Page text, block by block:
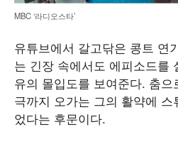
MBC ‘라디오스타’
유튜브에서 갈고닦은 콩트 연
는 긴장 속에서도 에피소드를
유의 몰입도를 보여준다. 춤
극까지 오가는 그의 활약에
었다는 후문이다.